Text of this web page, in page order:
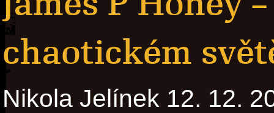
chaotickém
Nikola Jelínek 12. 12.